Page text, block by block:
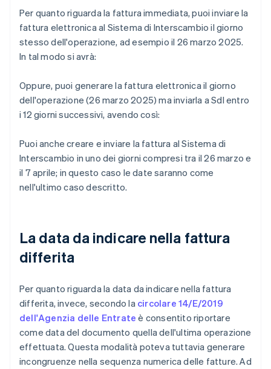
Per quanto riguarda la fattura immediata, puoi inviare la
fattura elettronica al Sistema di Interscambio il giorno
stesso dell'operazione, ad esempio il 26 marzo 2025.
In tal modo si avrà:
Oppure, puoi generare la fattura elettronica il giorno
dell'operazione (26 marzo 2025) ma inviarla a SdI entro
i 12 giorni successivi, avendo così:
Puoi anche creare e inviare la fattura al Sistema di
Interscambio in uno dei giorni compresi tra il 26 marzo e
il 7 aprile; in questo caso le date saranno come
nell'ultimo caso descritto.
La data da indicare nella fattura
differita
Per quanto riguarda la data da indicare nella fattura
differita, invece, secondo la circolare 14/E/2019
dell'Agenzia delle Entrate è consentito riportare
come data del documento quella dell'ultima operazione
effettuata. Questa modalità poteva tuttavia generare
incongruenze nella sequenza numerica delle fatture. Ad